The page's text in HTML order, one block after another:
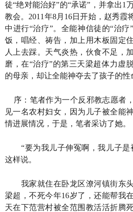
徒“绝对能治好”的“承诺”，并拿出1
教会。2011年8月16日开始，赵秀霞
中进行“治疗”。全能神信徒的“治
饭，唱经、祷告，加上用木板固定
人上去踩。天气炎热，伙食不足，
磨，在“治疗”的第三天梁超体力虚
的母亲，却让全能神夺去了孩子的性
序：笔者作为一个反邪教志愿者
见一名农村妇女，因为儿子被全能
情进展情况，于是，笔者采访了
“要为我儿子伸冤啊，我儿子是
这样说。
我家就住在卧龙区潦河镇街东头
梁超，不死今年16岁了，还能帮我
天在下范营村被全范围教活活折腾